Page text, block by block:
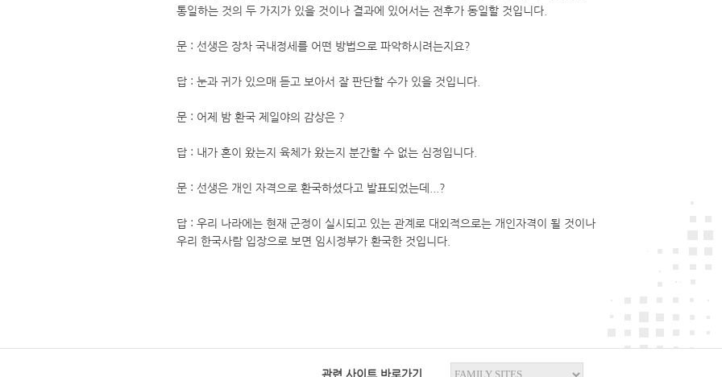
통일하는 것의 두 가지가 있을 것이나 결과에 있어서는 전후가 동일할 것입니다.
문 : 선생은 장차 국내정세를 어떤 방법으로 파악하시려는지요?
답 : 눈과 귀가 있으매 듣고 보아서 잘 판단할 수가 있을 것입니다.
문 : 어제 밤 환국 제일야의 감상은 ?
답 : 내가 혼이 왔는지 육체가 왔는지 분간할 수 없는 심정입니다.
문 : 선생은 개인 자격으로 환국하셨다고 발표되었는데...?
답 : 우리 나라에는 현재 군정이 실시되고 있는 관계로 대외적으로는 개인자격이 될 것이나
우리 한국사람 입장으로 보면 임시정부가 환국한 것입니다.
관련 사이트 바로가기